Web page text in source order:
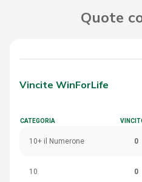
Quote
Vincite WinForLife
CATEGORIA
10+ il Numerone 0
10 0